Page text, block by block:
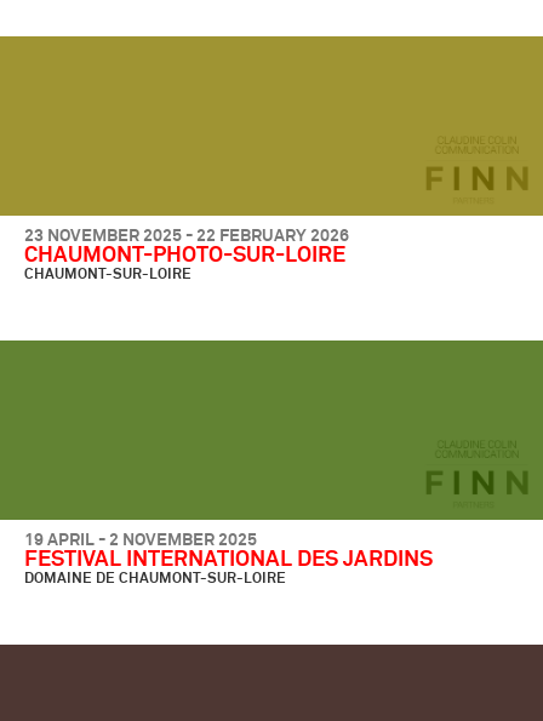
23 NOVEMBER 2025 - 22 FEBRUARY 2026
CHAUMONT-PHOTO-SUR-LOIRE
CHAUMONT-SUR-LOIRE
19 APRIL - 2 NOVEMBER 2025
FESTIVAL INTERNATIONAL DES JARDINS
DOMAINE DE CHAUMONT-SUR-LOIRE